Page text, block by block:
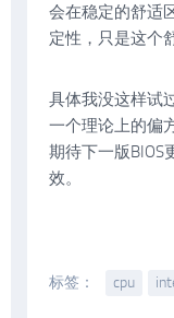
会在稳定的舒适
定性，只是这个
具体我没这样试
一个理论上的偏
期待下一版BIOS
效。
标签： cpu